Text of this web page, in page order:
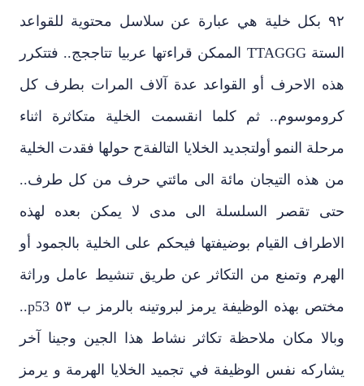
٩٢ بكل خلية هي عبارة عن سلاسل محتوية للقواعد
الستة TTAGGG الممكن قراءتها عربيا تتاججج.. فتتكرر
هذه الاحرف أو القواعد عدة آلاف المرات بطرف كل
كروموسوم.. ثم كلما انقسمت الخلية متكاثرة اثناء
مرحلة النمو أولتجديد الخلايا التالفةح حولها فقدت الخلية
من هذه التيجان مائة الى مائتي حرف من كل طرف..
حتى تقصر السلسلة الى مدى لا يمكن بعده لهذه
الاطراف القيام بوضيفتها فيحكم على الخلية بالجمود أو
الهرم وتمنع من التكاثر عن طريق تنشيط عامل وراثة
مختص بهذه الوظيفة يرمز لبروتينه بالرمز ب ٥٣ p53..
وبالا مكان ملاحظة تكاثر نشاط هذا الجين وجينا آخر
يشاركه نفس الوظيفة في تجميد الخلايا الهرمة و يرمز